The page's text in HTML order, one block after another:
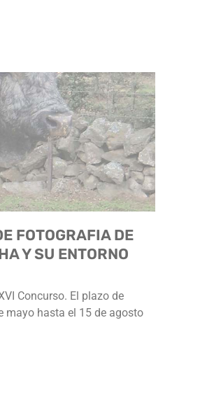
FOTOGRAFIA DE
Y SU ENTORNO
Concurso. El plazo de
mayo hasta el 15 de agosto